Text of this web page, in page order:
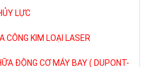
LỰC
CÔNG KIM LOẠI LASER
ĐỘNG CƠ MÁY BAY ( DUPONT-